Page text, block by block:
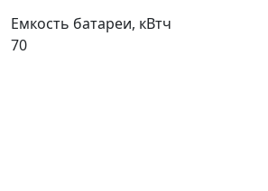
Емкость батареи, кВтч
70